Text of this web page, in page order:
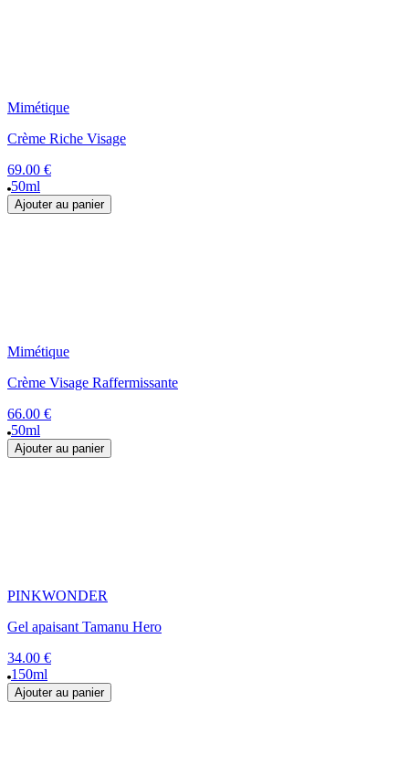
Mimétique
Crème Riche Visage
69.00 €
50ml
Ajouter au panier
Mimétique
Crème Visage Raffermissante
66.00 €
50ml
Ajouter au panier
PINKWONDER
Gel apaisant Tamanu Hero
34.00 €
150ml
Ajouter au panier